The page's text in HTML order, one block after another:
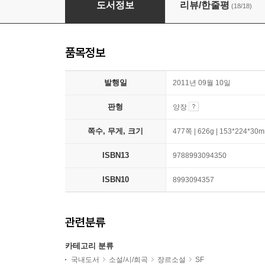
도서정보 리뷰/한줄평 (18/18)
품목정보
발행일 2011년 09월 10일
판형 양장
쪽수, 무게, 크기 477쪽 | 626g |
ISBN13 9788993094350
ISBN10 8993094357
관련분류
카테고리 분류
국내도서 소설/시/희곡 장르소설
SF